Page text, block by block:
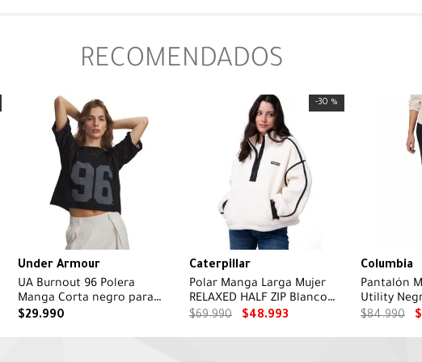
RECOMENDADOS
Under Armour
UA Burnout 96 Polera
Manga Corta negro para
mujer
$29.990
-30 %
Caterpillar
Polar Manga Larga Mujer
RELAXED HALF ZIP Blanco
Cat
$69.990 $48.993
Columbia
Pantalón
Utility
$84.990 $